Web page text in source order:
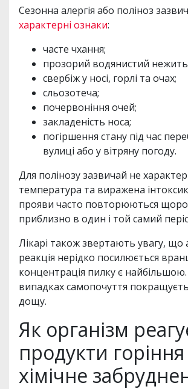
Сезонна алергія або поліноз
характерні ознаки:
часте чхання;
прозорий водянистий
свербіж у носі, горлі та очах;
сльозотеча;
почервоніння очей;
закладеність носа;
погіршення стану під час
вулиці або у вітряну погоду.
Для полінозу зазвичай не
температура та виражена
прояви часто повторюються
приблизно в один і той самий
Лікарі також звертають увагу, що
реакція нерідко посилюється
концентрація пилку є
випадках самопочуття
дощу.
Як організм
продукти горіння
хімічне